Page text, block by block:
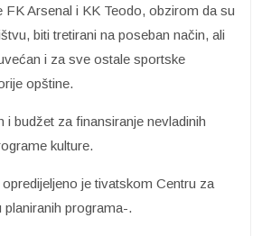
FK Arsenal i KK Teodo, obzirom da su
biti tretirani na poseban način, ali
i za sve ostale sportske
opštine.
i budžet za finansiranje nevladinih
kulture.
je tivatskom Centru za
planiranih programa-.